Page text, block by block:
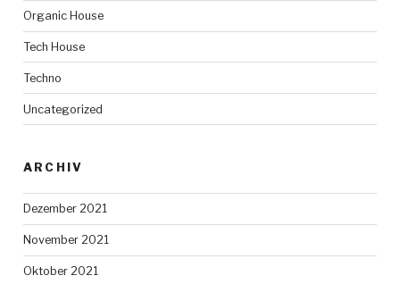
Organic House
Tech House
Techno
Uncategorized
ARCHIV
Dezember 2021
November 2021
Oktober 2021